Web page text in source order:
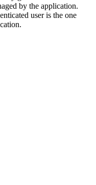
by the application.
user is the one